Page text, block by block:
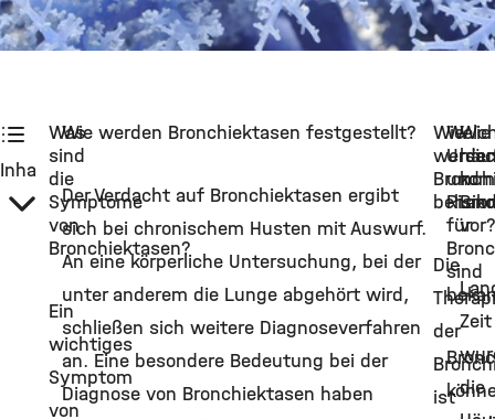
Inhalt:
Was
sind
die
Symptome
von
Bronchiektasen?
Ein
wichtiges
Symptom
von
Wie werden Bronchiektasen festgestellt?
Der Verdacht auf Bronchiektasen ergibt
sich bei chronischem Husten mit Auswurf.
An eine körperliche Untersuchung, bei der
unter anderem die Lunge abgehört wird,
schließen sich weitere Diagnoseverfahren
an. Eine besondere Bedeutung bei der
Diagnose von Bronchiektasen haben
Wie
Die
der
ist
und
für
sind
Wie
vor?
Zeit
die